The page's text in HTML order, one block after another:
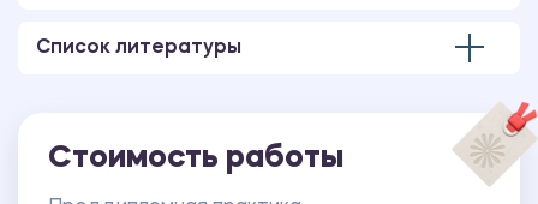
Список литературы
Стоимость работы